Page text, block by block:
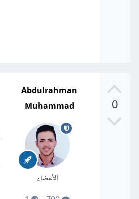
0
Abdulrahman
Muhammad
الأعضاء